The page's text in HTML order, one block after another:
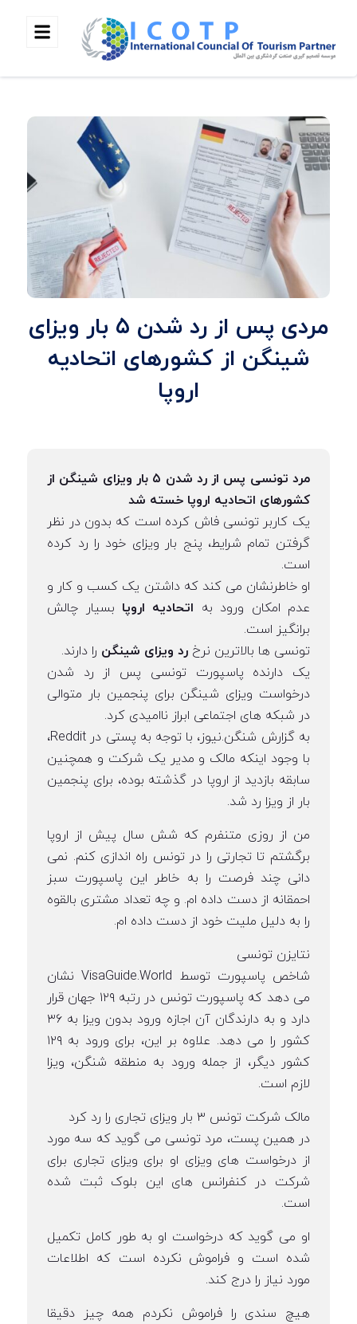
مردی پس از رد شدن ۵ بار ویزای
شینگن از کشورهای اتحادیه
اروپا
مرد تونسی پس از رد شدن ۵ بار ویزای شینگن از
کشورهای اتحادیه اروپا خسته شد
یک کاربر تونسی فاش کرده است که بدون در نظر
گرفتن تمام شرایط، پنج بار ویزای خود را رد کرده
است.
او خاطرنشان می کند که داشتن یک کسب و کار و
عدم امکان ورود به اتحادیه اروپا بسیار چالش
برانگیز است.
تونسی ها بالاترین نرخرد ویزای شینگن را دارند.
یک دارنده پاسپورت تونسی پس از رد شدن
درخواست ویزای شینگن برای پنجمین بار متوالی
در شبکه های اجتماعی ابراز ناامیدی کرد.
به گزارش شنگن.نیوز، با توجه به پستی در Reddit،
با وجود اینکه مالک و مدیر یک شرکت و همچنین
سابقه بازدید از اروپا در گذشته بوده، برای پنجمین
بار از ویزا رد شد.
من از روزی متنفرم که شش سال پیش از اروپا
برگشتم تا تجارتی را در تونس راه اندازی کنم. نمی
دانی چند فرصت را به خاطر این پاسپورت سبز
احمقانه از دست داده ام. و چه تعداد مشتری بالقوه
را به دلیل ملیت خود از دست داده ام.
نتایزن تونسی
شاخص پاسپورت توسط VisaGuide.World نشان
می دهد که پاسپورت تونس در رتبه ۱۲۹ جهان قرار
دارد و به دارندگان آن اجازه ورود بدون ویزا به ۳۶
کشور را می دهد. علاوه بر این، برای ورود به ۱۲۹
کشور دیگر، از جمله ورود به منطقه شنگن، ویزا
لازم است.
مالک شرکت تونس ۳ بار ویزای تجاری را رد کرد
در همین پست، مرد تونسی می گوید که سه مورد
از درخواست های ویزای او برای ویزای تجاری برای
شرکت در کنفرانس های این بلوک ثبت شده
است.
او می گوید که درخواست او به طور کامل تکمیل
شده است و فراموش نکرده است که اطلاعات
مورد نیاز را درج کند.
هیچ سندی را فراموش نکردم همه چیز دقیقا